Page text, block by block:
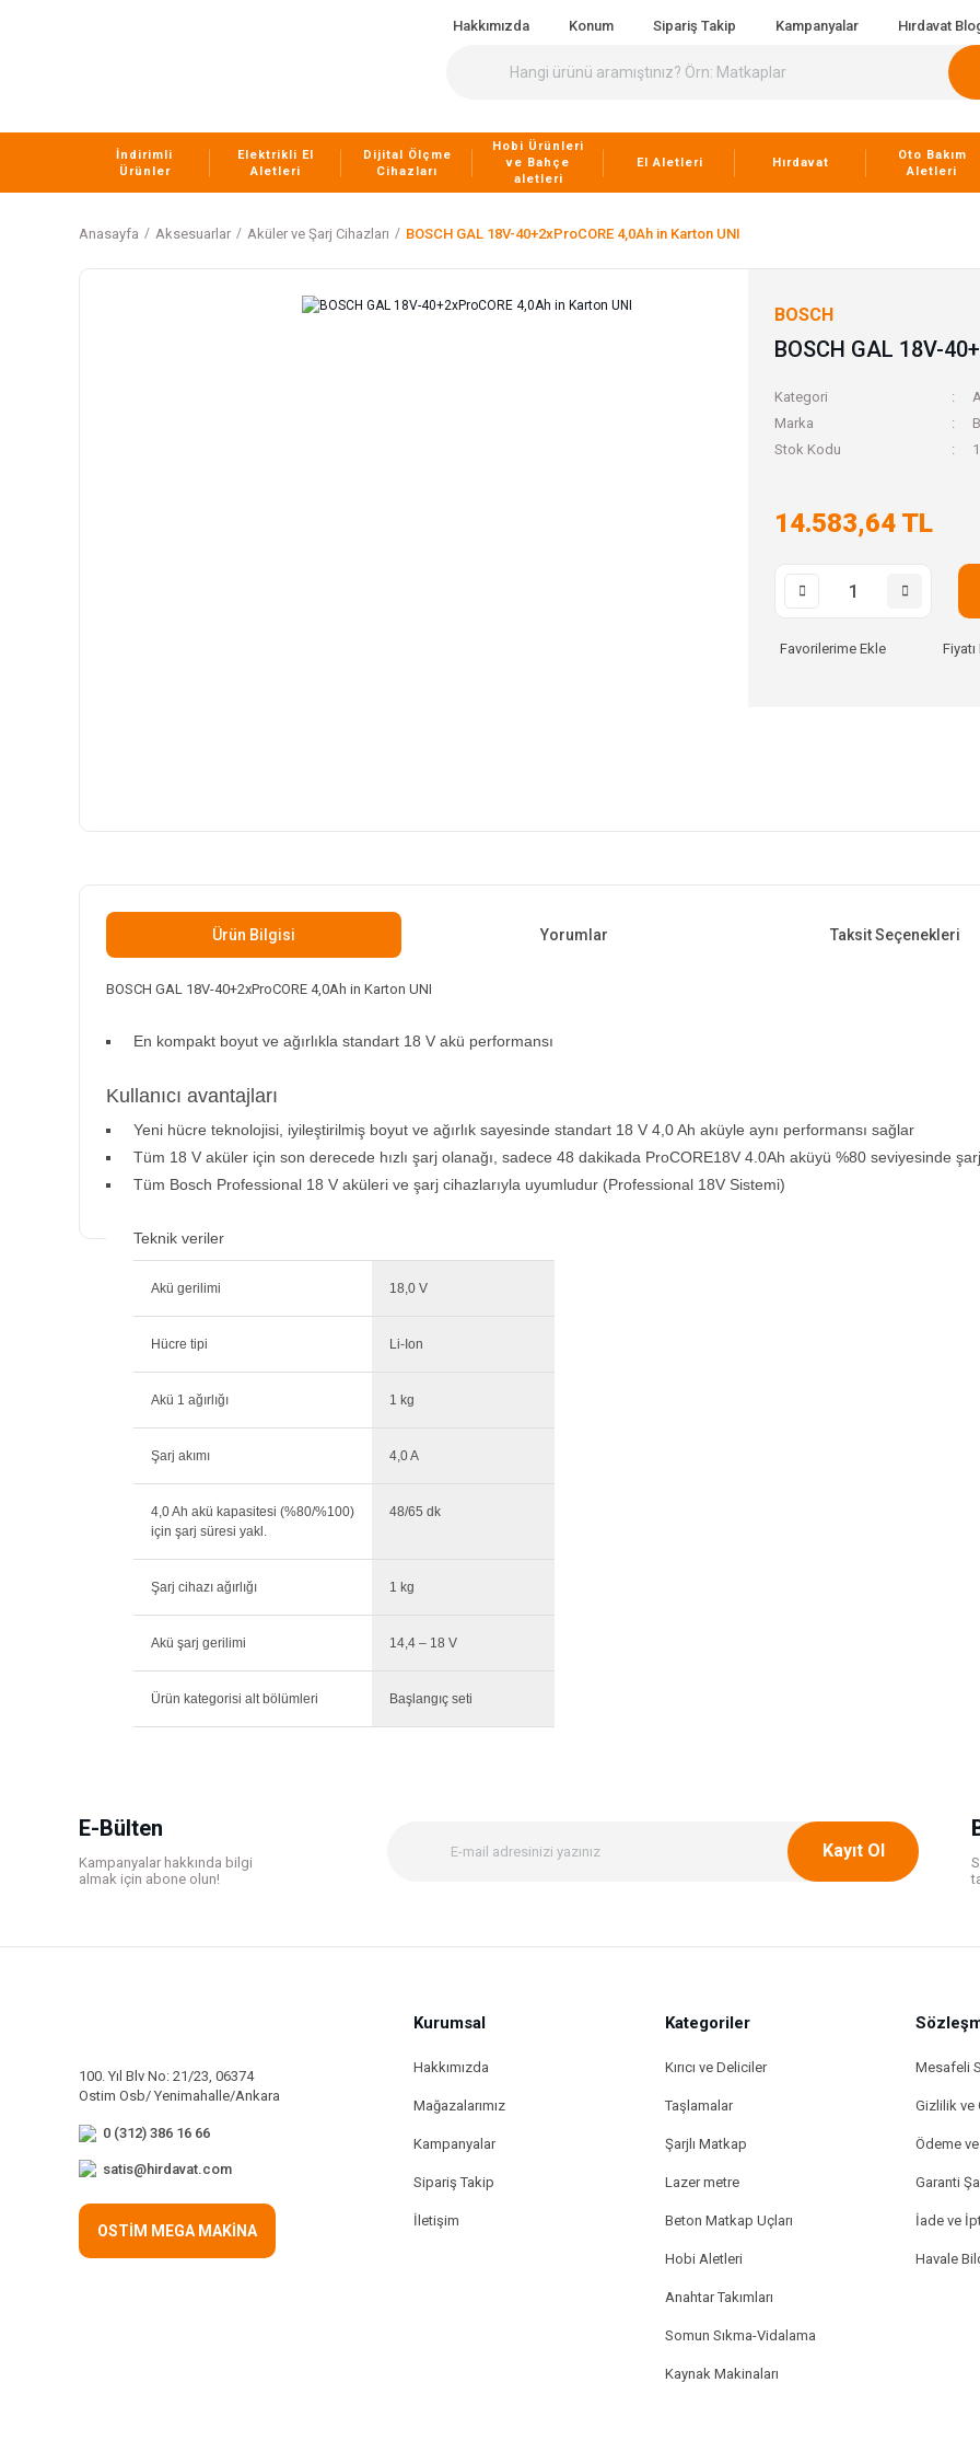
Hakkımızda Konum Sipariş Takip Kampanyalar Hırdavat
İndirimli
Ürünler
Elektrikli El
Aletleri
Dijital Ölçme
Cihazları
Hobi Ürünleri
ve Bahçe
aletleri
El Aletleri Hırdavat
Oto Bakım
Aletleri
Anasayfa Aksesuarlar Aküler ve Şarj Cihazları BOSCH GAL 18V-40+2xProCORE 4,0Ah in Karton UNI
BOSCH
BOSCH GAL 18V-
Kategori
Marka
Stok Kodu
14.583,64 TL
Ürün Bilgisi Yorumlar Taksit Seçenekleri
BOSCH GAL 18V-40+2xProCORE 4,0Ah in Karton UNI
En kompakt boyut ve ağırlıkla standart 18 V akü performansı
Kullanıcı avantajları
Yeni hücre teknolojisi, iyileştirilmiş boyut ve ağırlık sayesinde standart 18 V 4,0 Ah aküyle aynı performansı sağlar
Tüm 18 V aküler için son derecede hızlı şarj olanağı, sadece 48 dakikada ProCORE18V 4.0Ah aküyü %80 seviyesinde
Tüm Bosch Professional 18 V aküleri ve şarj cihazlarıyla uyumludur (Professional 18V Sistemi)
Teknik veriler
Akü gerilimi 18,0 V
Hücre tipi Li-Ion
Akü 1 ağırlığı 1 kg
Şarj akımı 4,0 A
4,0 Ah akü kapasitesi (%80/%100)
için şarj süresi yakl.
48/65 dk
Şarj cihazı ağırlığı 1 kg
Akü şarj gerilimi 14,4 – 18 V
Ürün kategorisi alt bölümleri Başlangıç seti
E-Bülten
Kampanyalar hakkında bilgi
almak için abone olun!
Kayıt Ol
100. Yıl Blv No: 21/23, 06374
Ostim Osb/ Yenimahalle/Ankara
0 (312) 386 16 66
satis@hirdavat.com
OSTİM MEGA MAKİNA
Kurumsal
Hakkımızda
Mağazalarımız
Kampanyalar
Sipariş Takip
İletişim
Kategoriler
Kırıcı ve Deliciler
Taşlamalar
Şarjlı Matkap
Lazer metre
Beton Matkap Uçları
Hobi Aletleri
Anahtar Takımları
Somun Sıkma-Vidalama
Kaynak Makinaları
Mesafeli
Gizlilik ve
Ödeme
Garanti
İade ve
Havale